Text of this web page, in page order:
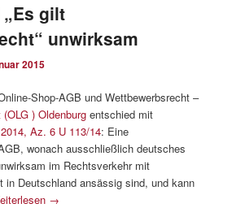
gilt
unwirksam
2015
Shop-AGB und Wettbewerbsrecht –
) Oldenburg entschied mit
Az. 6 U 113/14: Eine
wonach ausschließlich deutsches
im Rechtsverkehr mit
in Deutschland ansässig sind, und kann
→